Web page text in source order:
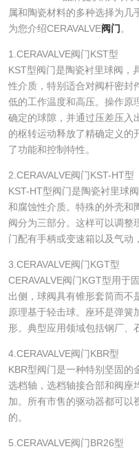
属和陶瓷材料的多种选择为几
为您介绍CERAVALVE阀门。
1.CERAVALVE阀门KST型
KST型阀门是陶瓷衬里球阀，
性介质，特别适合对阀杆密封
低的工作温度和高压。操作原
确定的球隙，并通过压差压入
的枢转运动释放了精确定义的
了功能和控制特性。
2.CERAVALVE阀门KST-HT型
KST-HT型阀门是陶瓷衬里球
和腐蚀性介质。特殊的外壳和
阀分为三部分。这样可以调整
门配有手柄或变速箱以及气动
3.CERAVALVE阀门KGT型
CERAVALVE阀门KGT型用于
出侧，球阀具有锥形套筒而不
原理基于轻击球。座环是弹簧
形。典型应用领域包括钢厂、
4.CERAVALVE阀门KBR型
KBR型阀门是一种特别坚固的
选档轴，选档轴接合部和阀座
加。所有市售的驱动器都可以
的。
5.CERAVALVE阀门BR26型